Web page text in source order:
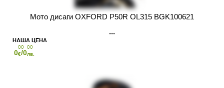
Мото дисаги OXFORD P50R OL315 BGK100621
0
00
€/0
00
лв.